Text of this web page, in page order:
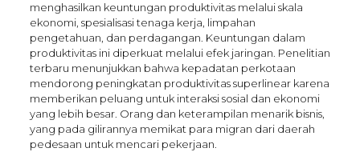
menghasilkan keuntungan produktivitas melalui skala
ekonomi, spesialisasi tenaga kerja, limpahan
pengetahuan, dan perdagangan. Keuntungan dalam
produktivitas ini diperkuat melalui efek jaringan. Penelitian
terbaru menunjukkan bahwa kepadatan perkotaan
mendorong peningkatan produktivitas superlinear karena
memberikan peluang untuk interaksi sosial dan ekonomi
yang lebih besar. Orang dan keterampilan menarik bisnis,
yang pada gilirannya memikat para migran dari daerah
pedesaan untuk mencari pekerjaan.